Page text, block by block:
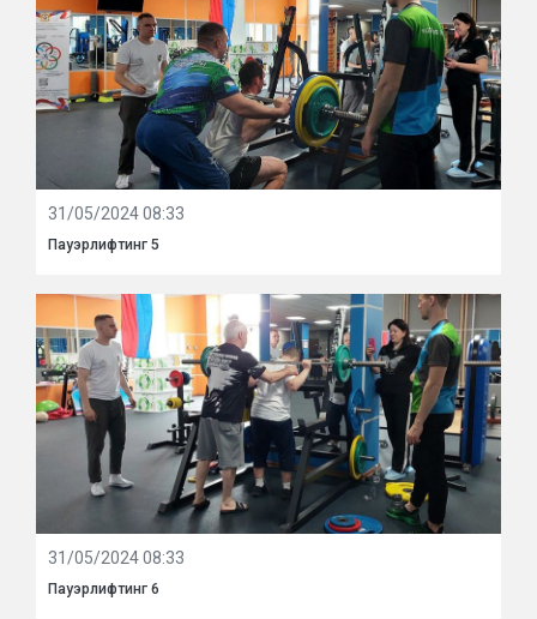
31/05/2024 08:33
Пауэрлифтинг 5
31/05/2024 08:33
Пауэрлифтинг 6